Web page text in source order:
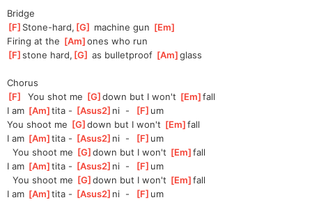
Bridge
[F ]Stone-hard, [G machine gun [Em
Firing at the [Am ]
ones who run
[F ]
stone hard, [G ] as bulletproof [Am ]
glass
Chorus
[F
  You shot me
[G ]
down but I won't [Em ]
fall
I am [Am ]tita - [Asus2 ]ni  - [F ]um
You shoot me [G ]
down but I won't [Em ]
fall
I am [Am ]tita - [Asus2 ]ni  - [F ]um
  You shoot me
[G ]
down but I won't [Em ]
fall
I am [Am ]tita - [Asus2 ]ni  - [F ]um
  You shoot me
[G ]
down but I won't [Em ]
fall
I am [Am ]tita - [Asus2 ]ni  - [F ]um